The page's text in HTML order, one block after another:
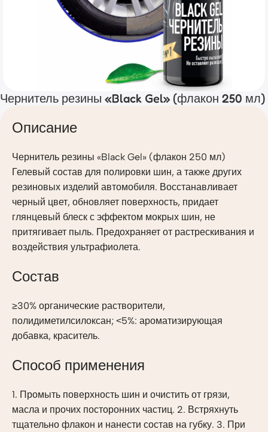
Чернитель резины «Black Gel» (флакон 250 мл)
Описание
Чернитель резины «Black Gel» (флакон 250 мл)
Гелевый состав для полировки шин, а также других
резиновых изделий автомобиля. Восстанавливает
черный цвет, обновляет поверхность, придает
глянцевый блеск с эффектом мокрых шин, не
притягивает пыль. Предохраняет от растрескивания и
воздействия ультрафиолета.
Состав
≥30% органические растворители,
полидиметилсилоксан; ˂5%: ароматизирующая
добавка, краситель.
Способ применения
1. Промыть поверхность шин и очистить от грязи,
масла и прочих посторонних частиц. 2. Встряхнуть
тщательно флакон и нанести состав на губку. 3. При